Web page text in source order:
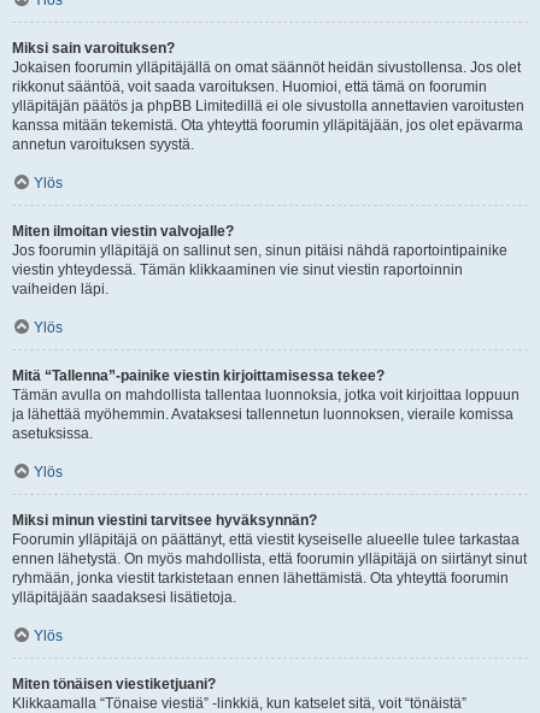
Miksi sain varoituksen?
Jokaisen foorumin ylläpitäjällä on omat säännöt heidän sivustollensa. Jos olet
rikkonut sääntöä, voit saada varoituksen. Huomioi, että tämä on foorumin
ylläpitäjän päätös ja phpBB Limitedillä ei ole sivustolla annettavien varoitusten
kanssa mitään tekemistä. Ota yhteyttä foorumin ylläpitäjään, jos olet epävarma
annetun varoituksen syystä.
Ylös
Miten ilmoitan viestin valvojalle?
Jos foorumin ylläpitäjä on sallinut sen, sinun pitäisi nähdä raportointipainike
viestin yhteydessä. Tämän klikkaaminen vie sinut viestin raportoinnin
vaiheiden läpi.
Ylös
Mitä “Tallenna”-painike viestin kirjoittamisessa tekee?
Tämän avulla on mahdollista tallentaa luonnoksia, jotka voit kirjoittaa loppuun
ja lähettää myöhemmin. Avataksesi tallennetun luonnoksen, vieraile komissa
asetuksissa.
Ylös
Miksi minun viestini tarvitsee hyväksynnän?
Foorumin ylläpitäjä on päättänyt, että viestit kyseiselle alueelle tulee tarkastaa
ennen lähetystä. On myös mahdollista, että foorumin ylläpitäjä on siirtänyt sinut
ryhmään, jonka viestit tarkistetaan ennen lähettämistä. Ota yhteyttä foorumin
ylläpitäjään saadaksesi lisätietoja.
Ylös
Miten tönäisen viestiketjuani?
Klikkaamalla “Tönaise viestiä” -linkkiä, kun katselet sitä, voit “tönäistä”